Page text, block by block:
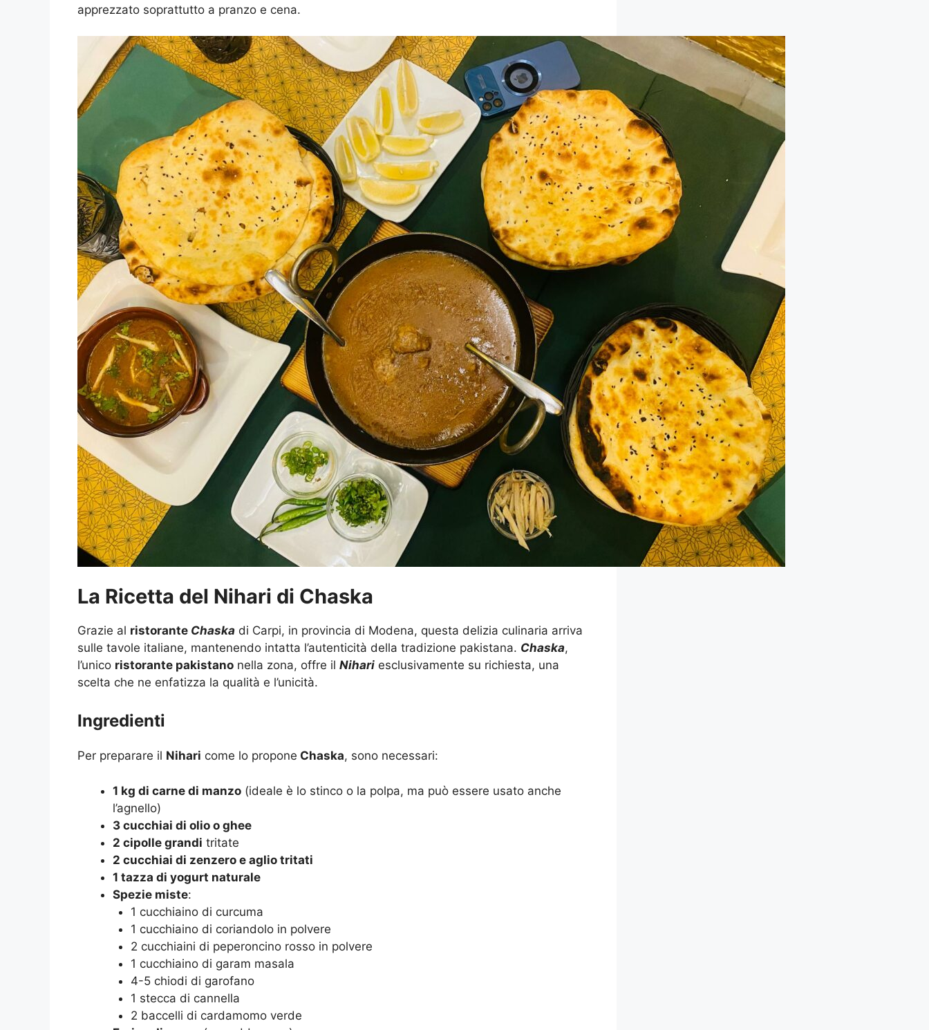
apprezzato soprattutto a pranzo e cena.
La Ricetta del Nihari di Chaska
Grazie al ristorante Chaska di Carpi, in provincia di Modena, questa delizia culinaria arriva
sulle tavole italiane, mantenendo intatta l’autenticità della tradizione pakistana. Chaska,
l’unico ristorante pakistano nella zona, offre il Nihari esclusivamente su richiesta, una
scelta che ne enfatizza la qualità e l’unicità.
Ingredienti
Per preparare il Nihari come lo propone Chaska, sono necessari:
1 kg di carne di manzo (ideale è lo stinco o la polpa, ma può essere usato anche
l’agnello)
3 cucchiai di olio o ghee
2 cipolle grandi tritate
2 cucchiai di zenzero e aglio tritati
1 tazza di yogurt naturale
Spezie miste:
1 cucchiaino di curcuma
1 cucchiaino di coriandolo in polvere
2 cucchiaini di peperoncino rosso in polvere
1 cucchiaino di garam masala
4-5 chiodi di garofano
1 stecca di cannella
2 baccelli di cardamomo verde